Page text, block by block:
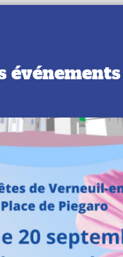
événements